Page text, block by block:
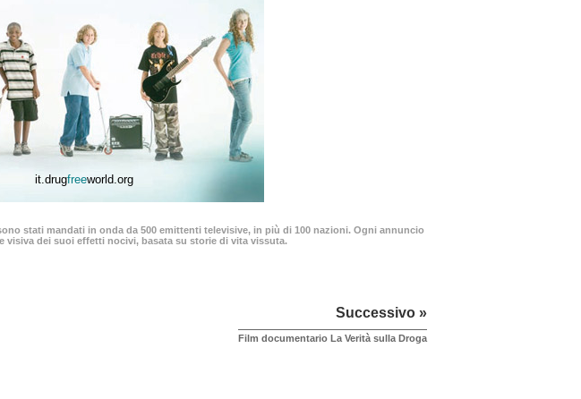
it.drugfreeworld.org
stati mandati in onda da 500 emittenti televisive, in più di 100 nazioni. Ogni annuncio
dei suoi effetti nocivi, basata su storie di vita vissuta.
Successivo »
Film documentario La Verità sulla Droga